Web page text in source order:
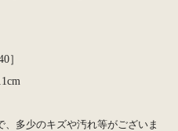
］
、多少のキズや汚れ等がございま